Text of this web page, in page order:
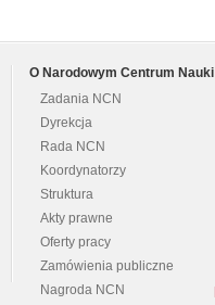
O Narodowym Centrum Nauki
Zadania NCN
Dyrekcja
Rada NCN
Koordynatorzy
Struktura
Akty prawne
Oferty pracy
Zamówienia publiczne
Nagroda NCN